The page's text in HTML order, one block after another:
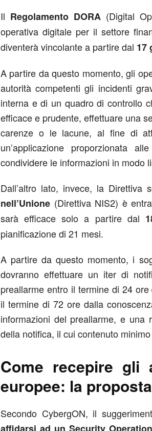
Il Regolamento DORA(Digital
operativa digitale per il settore
diventerà vincolante a partire dal 17
A partire da questo momento, gli
autorità competenti gli incidenti
interna e di un quadro di controllo
efficace e prudente, effettuare una
carenze o le lacune, al fine di
un’applicazione proporzionata
condividere le informazioni in modo
Dall’altro lato, invece, la Direttiva
nell’Unione (Direttiva NIS2) è
sarà efficace solo a partire dal
pianificazione di 21 mesi.
A partire da questo momento, i
dovranno effettuare un iter di
preallarme entro il termine di 24
il termine di 72 ore dalla
informazioni del preallarme, e una
della notifica, il cui contenuto
Come recepire gli
europee: la
Secondo CybergON, il